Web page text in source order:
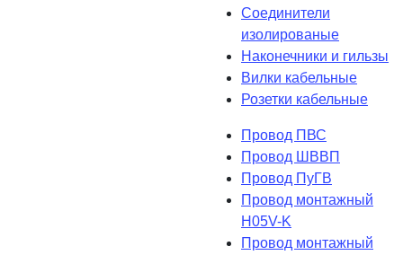
Соединители
изолированые
Наконечники и гильзы
Вилки кабельные
Розетки кабельные
Провод ПВС
Провод ШВВП
Провод ПуГВ
Провод монтажный
H05V-K
Провод монтажный